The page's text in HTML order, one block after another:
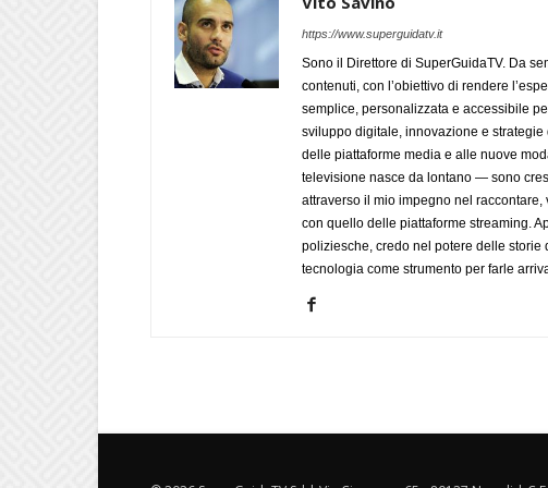
https://www.superguidatv.it
Sono il Direttore di SuperGuidaTV. Da
contenuti, con l’obiettivo di rendere
semplice, personalizzata e accessibile
sviluppo digitale, innovazione e
delle piattaforme media e alle nuove
televisione nasce da lontano — sono
attraverso il mio impegno nel
con quello delle piattaforme streaming.
poliziesche, credo nel potere delle
tecnologia come strumento per farle